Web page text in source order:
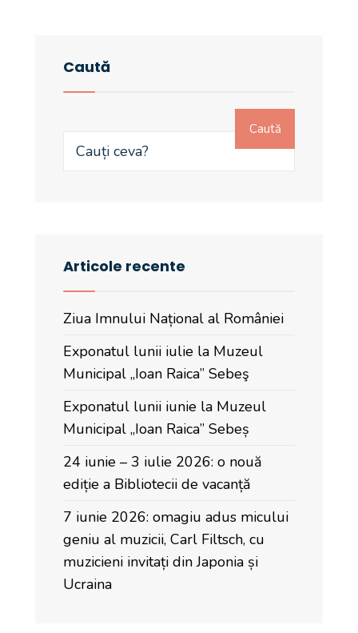
Caută
Caută
Articole recente
Ziua Imnului Național al României
Exponatul lunii iulie la Muzeul
Municipal „Ioan Raica” Sebeş
Exponatul lunii iunie la Muzeul
Municipal „Ioan Raica” Sebeș
24 iunie – 3 iulie 2026: o nouă
ediție a Bibliotecii de vacanță
7 iunie 2026: omagiu adus micului
geniu al muzicii, Carl Filtsch, cu
muzicieni invitați din Japonia și
Ucraina